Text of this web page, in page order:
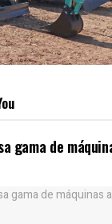
gama de